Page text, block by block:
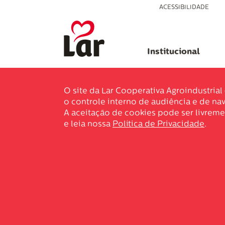
ACESSIBILIDADE
Institucional
O site da Lar Cooperativa
o controle interno de audiência e de
A aceitação de cookies pode ser
e leia nossa Política de Privacidade.